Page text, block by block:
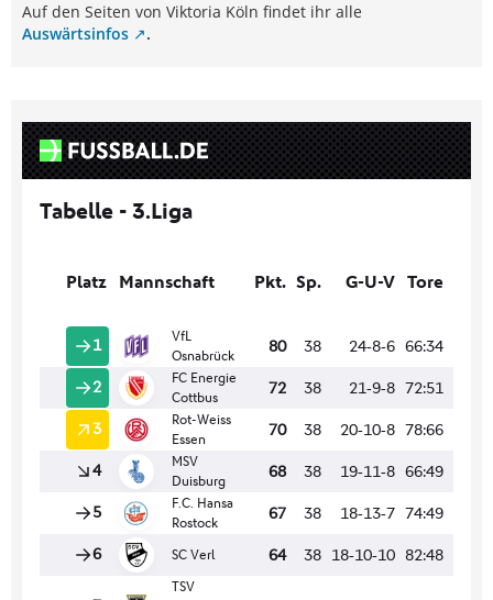
Auf den Seiten von Viktoria Köln findet ihr alle
Auswärtsinfos
.